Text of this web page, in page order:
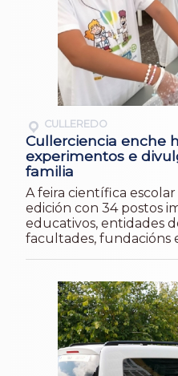
CULLEREDO
Cullerciencia enche
experimentos e
familia
A feira científica
edición con 34 postos
educativos, entidades
facultades, fundacións